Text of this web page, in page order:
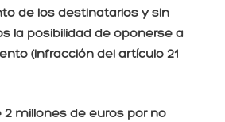
de los destinatarios y sin
la posibilidad de oponerse a
(infracción del artículo 21
millones de euros por no